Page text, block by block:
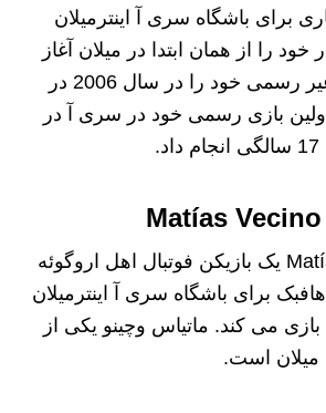
برای باشگاه سری آ اینترمیلان
را از همان ابتدا در میلان آغاز
کرد و اولین بازی غیر رسمی خود را در سال 2006 در
و اولین بازی رسمی خود در سری آ در
Matías Vecino Falero یک بازیکن فوتبال اهل اروگوئه
برای باشگاه سری آ اینترمیلان
می کند. ماتیاس وچینو یکی از
میلان است.